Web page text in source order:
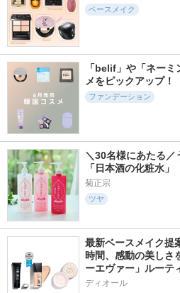
ベースメイク
「belif」や「ネー
メをピックアップ！
ファンデーション
＼30名様にあたる／
「日本酒の化粧水」
菊正宗
ツヤ
最新ベースメイク提
時間、感動の美しさ
ーエヴァー」ルーテ
ディオール